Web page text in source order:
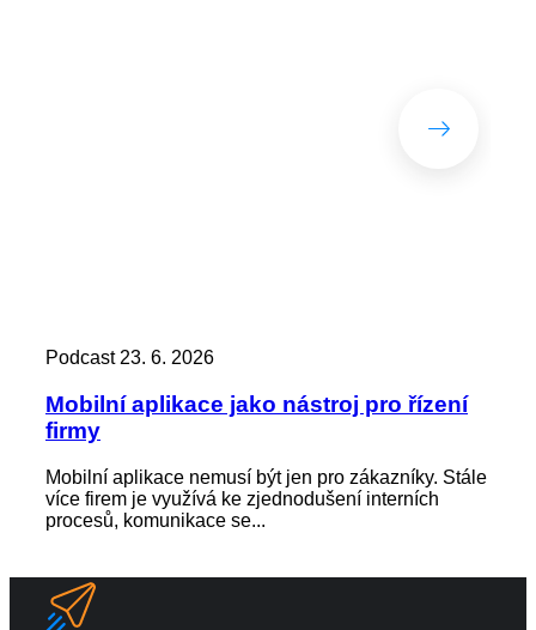
Podcast 23. 6. 2026
Mobilní aplikace jako nástroj pro řízení
firmy
Mobilní aplikace nemusí být jen pro zákazníky. Stále
více firem je využívá ke zjednodušení interních
procesů, komunikace se...